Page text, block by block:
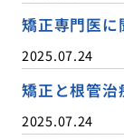
矯正専門医に
2025.07.24
矯正と根管
2025.07.24